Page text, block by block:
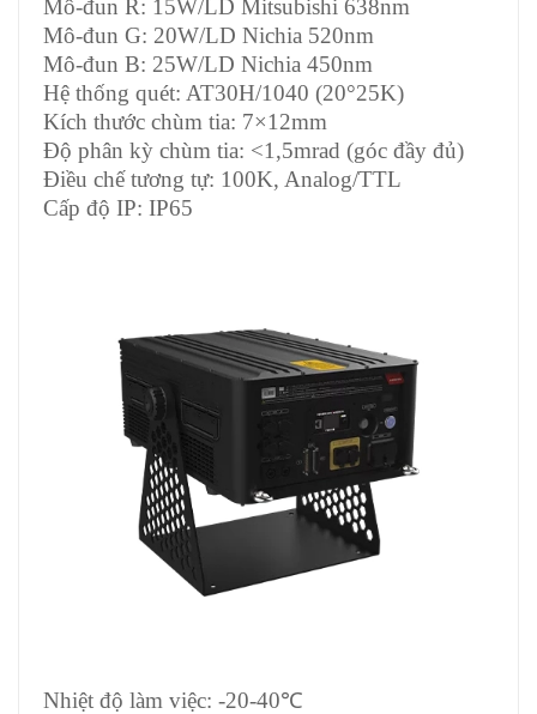
Mô-đun R: 15W/LD Mitsubishi 638nm
Mô-đun G: 20W/LD Nichia 520nm
Mô-đun B: 25W/LD Nichia 450nm
Hệ thống quét: AT30H/1040 (20°25K)
Kích thước chùm tia: 7×12mm
Độ phân kỳ chùm tia: <1,5mrad (góc đầy đủ)
Điều chế tương tự: 100K, Analog/TTL
Cấp độ IP: IP65
Nhiệt độ làm việc: -20-40℃